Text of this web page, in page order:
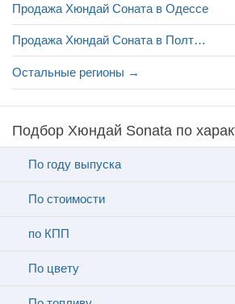
Продажа Хюндай Соната в Одессе
Продажа Хюндай Соната в Полтаве
Остальные регионы →
Подбор Хюндай Sonata по
По году выпуска
По стоимости
по КПП
По цвету